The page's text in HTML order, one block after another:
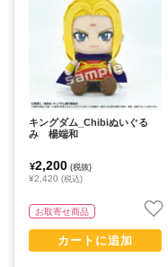
キングダム_Chibiぬいぐる
み 楊端和
¥2,200 (税抜)
¥2,420 (税込)
お取寄せ商品
カートに追加